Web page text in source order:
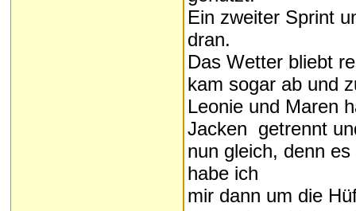
Ein zweiter Sprint
dran.
Das Wetter bliebt
kam sogar ab und
Leonie und Maren
Jacken getrennt
nun gleich, denn
habe ich
mir dann um die